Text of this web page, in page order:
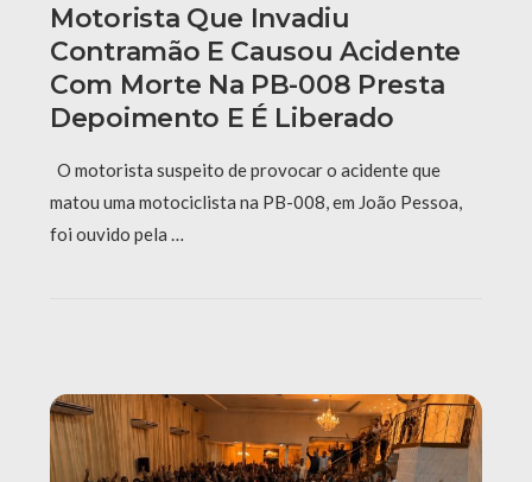
Motorista Que Invadiu
Contramão E Causou Acidente
Com Morte Na PB-008 Presta
Depoimento E É Liberado
O motorista suspeito de provocar o acidente que
matou uma motociclista na PB-008, em João Pessoa,
foi ouvido pela …